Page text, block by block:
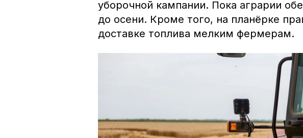
уборочной кампании. Пока аграрии
до осени. Кроме того, на планёрке
доставке топлива мелким фермерам.